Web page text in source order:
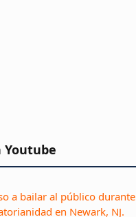
Youtube
a bailar al público durante
en Newark, NJ.